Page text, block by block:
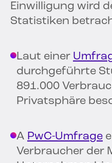
Einwilligung wird
Statistiken
Laut einer
durchgeführte
891.000
Privatsphäre
A PwC-Umfrage
Verbraucher der